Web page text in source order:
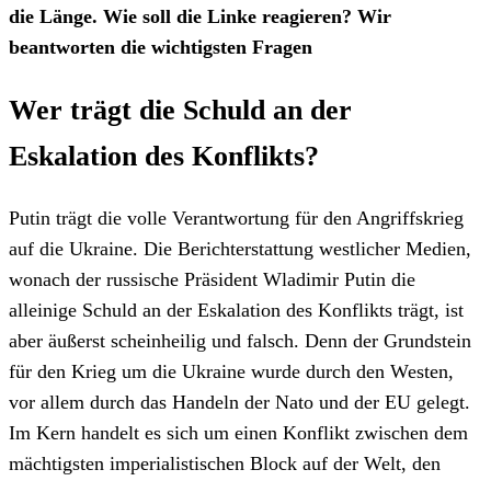
die Länge. Wie soll die Linke reagieren? Wir
beantworten die wichtigsten Fragen
Wer trägt die Schuld an der
Eskalation des Konflikts?
Putin trägt die volle Verantwortung für den Angriffskrieg
auf die Ukraine. Die Berichterstattung westlicher Medien,
wonach der russische Präsident Wladimir Putin die
alleinige Schuld an der Eskalation des Konflikts trägt, ist
aber äußerst scheinheilig und falsch. Denn der Grundstein
für den Krieg um die Ukraine wurde durch den Westen,
vor allem durch das Handeln der Nato und der EU gelegt.
Im Kern handelt es sich um einen Konflikt zwischen dem
mächtigsten imperialistischen Block auf der Welt, den